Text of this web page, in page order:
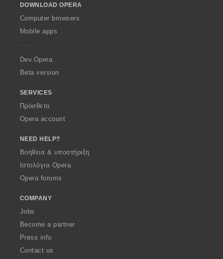
w
O
p
a
DOWNLOAD OPERA
Computer browsers
Mobile apps
Dev.Opera
Beta version
SERVICES
Πρόσθετα
Opera account
NEED HELP?
Βοήθεια & υποστήριξη
Ιστολόγια Opera
Opera forums
COMPANY
Jobs
Become a partner
Press info
Contact us